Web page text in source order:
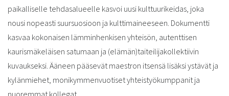
paikalliselle tehdasalueelle kasvoi uusi kulttuurikeidas, joka
nousi nopeasti suursuosioon ja kulttimaineeseen. Dokumentti
kasvaa kokonaisen lämminhenkisen yhteisön, autenttisen
kaurismäkeläisen satumaan ja (elämän)taiteilijakollektiivin
kuvaukseksi. Ääneen pääsevät maestron itsensä lisäksi ystävät ja
kylänmiehet, monikymmenvuotiset yhteistyökumppanit ja
nuoremmat kollegat.